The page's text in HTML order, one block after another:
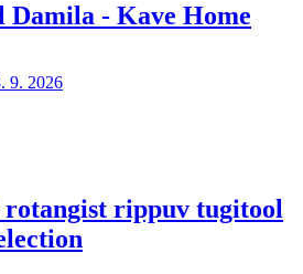
Damila - Kave Home
9. 2026
rippuv tugitool